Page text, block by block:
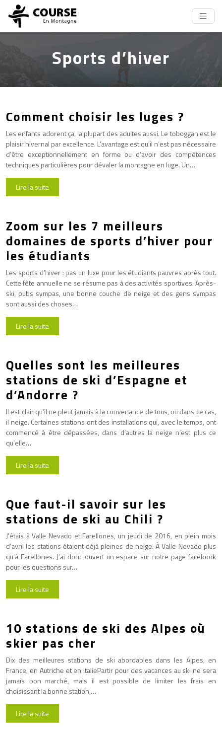
Sports d’hiver
Comment choisir les luges ?
Les enfants adorent ça, la plupart des adultes aussi. Le toboggan est le
plaisir hivernal par excellence. L’avantage est qu’il n’est pas nécessaire
d’être exceptionnellement en forme ou d’avoir des compétences
techniques particulières pour dévaler la montagne en luge. Un…
Lire la suite
Zoom sur les 7 meilleurs
domaines de sports d’hiver pour
les étudiants
Les sports d’hiver : pas un luxe pour les étudiants pauvres après tout.
Cette fête annuelle ne se résume pas à des activités sportives. Après-
ski, pubs sympas, une bonne couche de neige et des gens sympas
sont aussi des choses…
Lire la suite
Quelles sont les meilleures
stations de ski d’Espagne et
d’Andorre ?
Il est clair qu’il ne pleut jamais à la convenance de tous, ou dans ce cas,
il neige. Certaines stations ont des installations qui, avec le temps, ont
commencé à être dépassées, dans d’autres la neige n’est plus ce
qu’elle…
Lire la suite
Que faut-il savoir sur les
stations de ski au Chili ?
J’étais à Valle Nevado et Farellones, un jeudi de 2016, en plein mois
d’avril les stations étaient déjà pleines de neige. À Valle Nevado plus
qu’à Farellones. J’ai donc ouvert un espace sur notre page facebook
pour les questions sur…
Lire la suite
10 stations de ski des Alpes où
skier pas cher
Dix des meilleures stations de ski abordables dans les Alpes, en
France, en Autriche et en ItaliePartir pour des vacances au ski ne sera
jamais bon marché, mais il est possible de limiter les frais en
choisissant la bonne station,…
Lire la suite